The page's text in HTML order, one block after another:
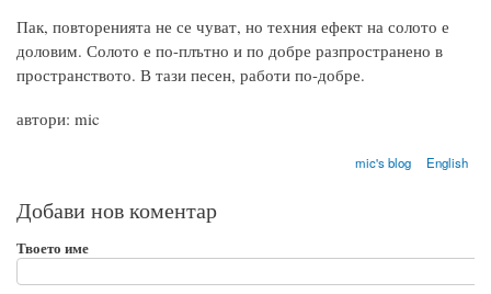
Пак, повторенията не се чуват, но техния ефект на солото е
доловим. Солото е по-плътно и по добре разпространено в
пространството. В тази песен, работи по-добре.
автори: mic
mic's blog English
Добави нов коментар
Твоето име